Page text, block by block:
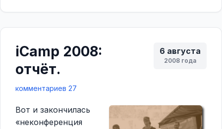
6 августа
2008 года
iCamp 2008:
отчёт.
комментариев 27
Вот и закончилась
«неконференция